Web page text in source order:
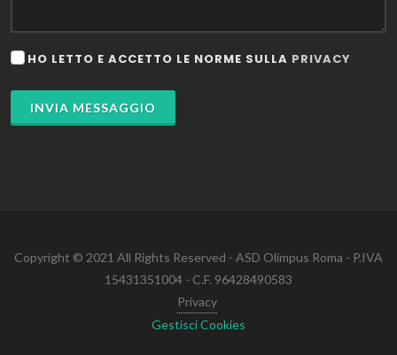
HO LETTO E ACCETTO LE NORME SULLA PRIVACY
INVIA MESSAGGIO
Copyright © 2021 All Rights Reserved - ASD Olimpus Roma - P.IVA
15431351004 - C.F. 96428490583
Privacy
Gestisci Cookies